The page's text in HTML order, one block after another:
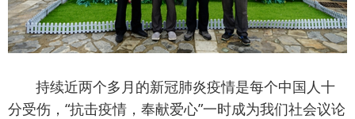
持续近两个多月的新冠肺炎疫情是每个中国人十
分受伤，“抗击疫情，奉献爱心”一时成为我们社会议论